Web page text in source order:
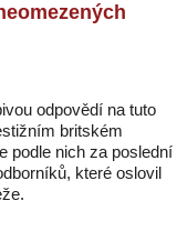
odpovědí na tuto
britském
podle nich za poslední
které oslovil